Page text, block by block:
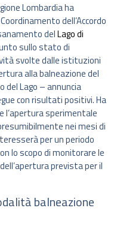
Lombardia ha
dell’Accordo
delLago di
sullo stato di
svolte dalle istituzioni
alla balneazione del
del Lago – annuncia
con risultati positivi. Ha
l’apertura sperimentale
nei mesi di
per un periodo
lo scopo di monitorare le
prevista per il
balneazione